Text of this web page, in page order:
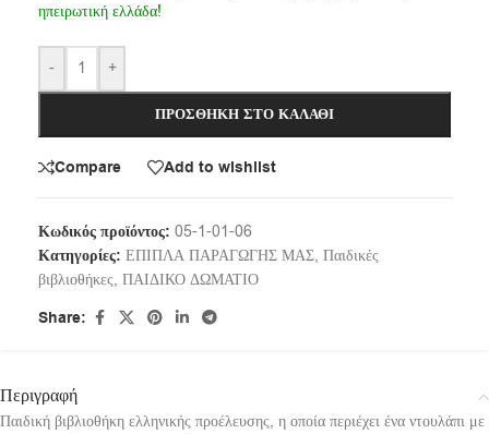
ηπειρωτική ελλάδα!
- +
ΠΡΟΣΘΉΚΗ ΣΤΟ ΚΑΛΆΘΙ
Compare Add to wishlist
Κωδικός προϊόντος: 05-1-01-06
Κατηγορίες: ΕΠΙΠΛΑ ΠΑΡΑΓΩΓΗΣ ΜΑΣ, Παιδικές
βιβλιοθήκες, ΠΑΙΔΙΚΟ ΔΩΜΑΤΙΟ
Share:
Περιγραφή
Παιδική βιβλιοθήκη ελληνικής προέλευσης, η οποία περιέχει ένα ντουλάπι με